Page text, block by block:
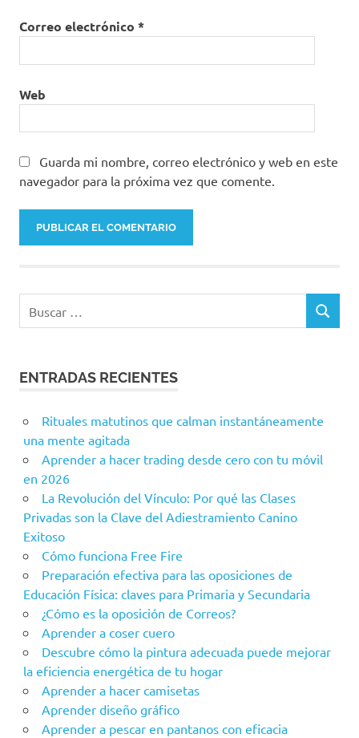
Correo electrónico *
Web
Guarda mi nombre, correo electrónico y web en este
navegador para la próxima vez que comente.
ENTRADAS RECIENTES
Rituales matutinos que calman instantáneamente
una mente agitada
Aprender a hacer trading desde cero con tu móvil
en 2026
La Revolución del Vínculo: Por qué las Clases
Privadas son la Clave del Adiestramiento Canino
Exitoso
Cómo funciona Free Fire
Preparación efectiva para las oposiciones de
Educación Física: claves para Primaria y Secundaria
¿Cómo es la oposición de Correos?
Aprender a coser cuero
Descubre cómo la pintura adecuada puede mejorar
la eficiencia energética de tu hogar
Aprender a hacer camisetas
Aprender diseño gráfico
Aprender a pescar en pantanos con eficacia